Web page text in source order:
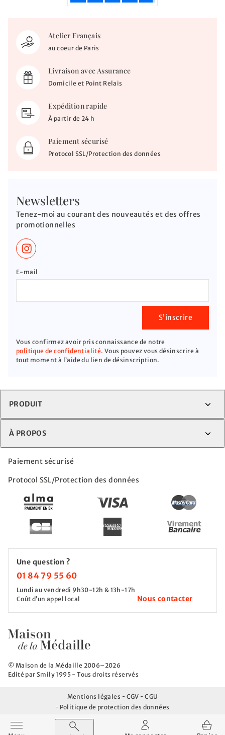
Afficher / Masquer le menu
Atelier Français
au coeur de Paris
Livraison avec Assurance
Domicile et Point Relais
Expédition rapide
À partir de 24 h
Paiement sécurisé
Protocol SSL/Protection des données
Newsletters
Tenez-moi au courant des nouveautés et des offres
promotionnelles
E-mail
S’inscrire
Vous confirmez avoir pris connaissance de notre
politique de confidentialité. Vous pouvez vous désinscrire à
tout moment à l’aide du lien de désinscription.
© Maison de la Médaille 2006–2026
Edité par Smily 1995 - Tous droits réservés
PRODUIT
À PROPOS
Paiement sécurisé
Protocol SSL/Protection des données
Une question ?
01 84 79 55 60
Lundi au vendredi 9h30-12h & 13h-17h
Coût d’un appel local
Nous contacter
Mentions légales CGV
CGU
Politique de protection des données